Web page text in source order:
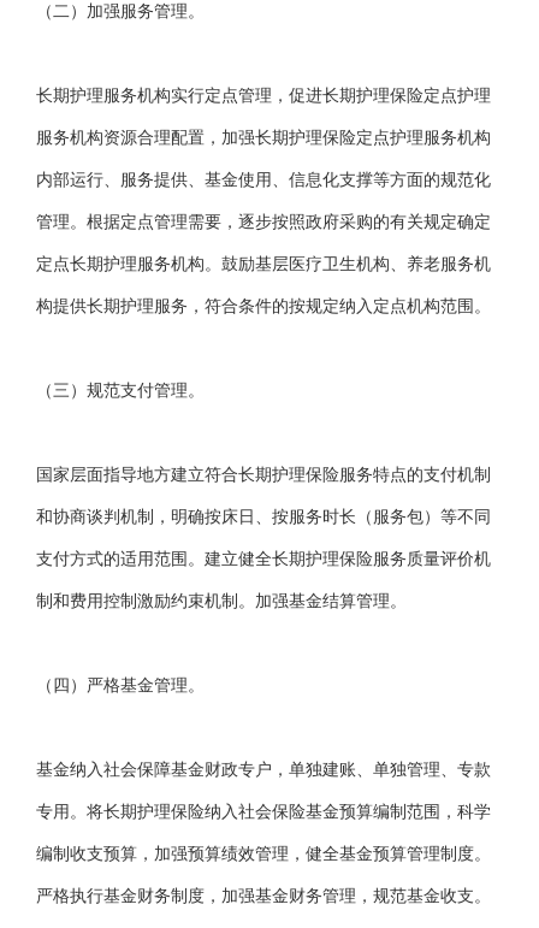
（二）加强服务管理。
长期护理服务机构实行定点管理，促进长期护理保险定点护理
服务机构资源合理配置，加强长期护理保险定点护理服务机构
内部运行、服务提供、基金使用、信息化支撑等方面的规范化
管理。根据定点管理需要，逐步按照政府采购的有关规定确定
定点长期护理服务机构。鼓励基层医疗卫生机构、养老服务机
构提供长期护理服务，符合条件的按规定纳入定点机构范围。
（三）规范支付管理。
国家层面指导地方建立符合长期护理保险服务特点的支付机制
和协商谈判机制，明确按床日、按服务时长（服务包）等不同
支付方式的适用范围。建立健全长期护理保险服务质量评价机
制和费用控制激励约束机制。加强基金结算管理。
（四）严格基金管理。
基金纳入社会保障基金财政专户，单独建账、单独管理、专款
专用。将长期护理保险纳入社会保险基金预算编制范围，科学
编制收支预算，加强预算绩效管理，健全基金预算管理制度。
严格执行基金财务制度，加强基金财务管理，规范基金收支。